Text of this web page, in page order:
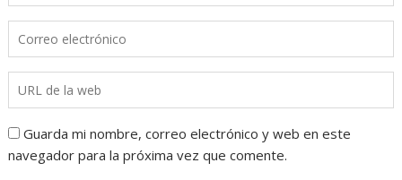
Guarda mi nombre, correo electrónico y web en este
navegador para la próxima vez que comente.